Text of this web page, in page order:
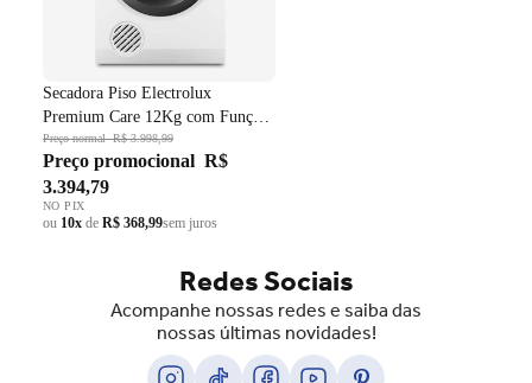
Secadora Piso Electrolux
Premium Care 12Kg com Função
AutoSense SFP12 Branco 220V
Preço normalR$ 3.998,99
Preço promocional R$
3.394,79
NO PIX
ou 10x de R$ 368,99sem juros
Redes Sociais
Acompanhe nossas redes e saiba das
nossas últimas novidades!